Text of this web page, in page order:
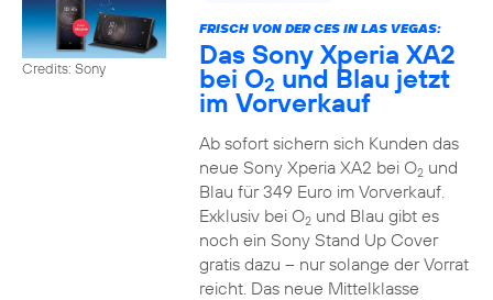
Credits: Sony
FRISCH VON DER CES IN LAS VEGAS:
Das Sony Xperia XA2
bei O2 und Blau jetzt
im Vorverkauf
Ab sofort sichern sich Kunden das
neue Sony Xperia XA2 bei O2und
Blau für 349 Euro im Vorverkauf.
Exklusiv bei O2und Blau gibt es
noch ein Sony Stand Up Cover
gratis dazu – nur solange der Vorrat
reicht. Das neue Mittelklasse